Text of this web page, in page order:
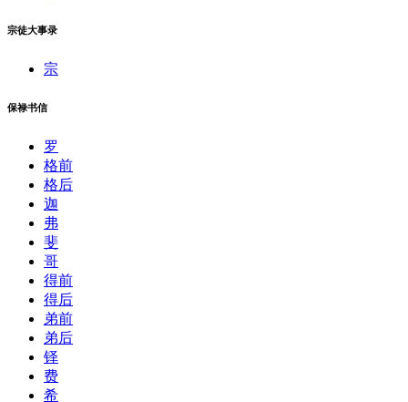
宗徒大事录
宗
保禄书信
罗
格前
格后
迦
弗
斐
哥
得前
得后
弟前
弟后
铎
费
希